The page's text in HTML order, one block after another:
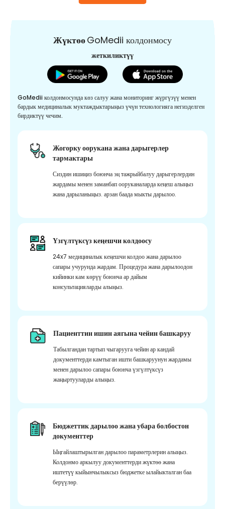
ЖүктөөGoMedii колдонмосу
жеткиликтүү
GoMedii колдонмосунда көз салуу жана мониторинг жүргүзүү менен
бардык медициналык муктаждыктарыңыз үчүн технологияга негизделген
бирдиктүү чечим.
Жогорку оорукана жана дарыгерлер
тармактары
Сиздин ишиңиз боюнча эң тажрыйбалуу дарыгерлердин
жардамы менен заманбап ооруканаларда кеңеш алыңыз
жана дарыланыңыз. арзан баада мыкты дарылоо.
Үзгүлтүксүз кеңешчи колдоосу
24x7 медициналык кеңешчи колдоо жана дарылоо
сапары учурунда жардам. Процедура жана дарылоодон
кийинки кам көрүү боюнча ар дайым
консультацияларды алыңыз.
Пациенттин ишин аягына чейин башкаруу
Табылгандан тартып чыгарууга чейин ар кандай
документтерди камтыган ишти башкаруунун жардамы
менен дарылоо сапары боюнча үзгүлтүксүз
жаңыртууларды алыңыз.
Бюджеттик дарылоо жана убара болбостон
документтер
Ыңгайлаштырылган дарылоо параметрлерин алыңыз.
Колдонмо аркылуу документтерди жүктөө жана
иштетүү кыйынчылыксыз бюджетке ылайыкталган баа
берүүлөр.